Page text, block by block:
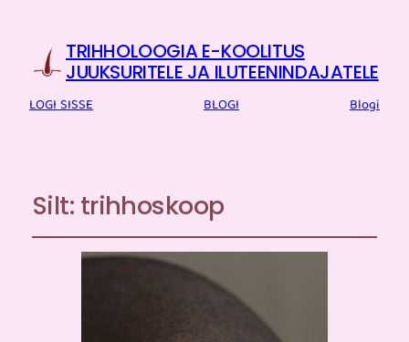
TRIHHOLOOGIA E-KOOLITUS
JUUKSURITELE JA ILUTEENINDAJATELE
LOGI SISSE BLOGI Blogi
Silt: trihhoskoop